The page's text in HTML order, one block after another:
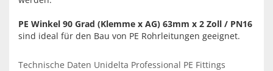
PE Winkel 90 Grad (Klemme x AG) 63mm x 2 Zoll / PN16
sind ideal für den Bau von PE Rohrleitungen geeignet.
Technische Daten Unidelta Professional PE Fittings